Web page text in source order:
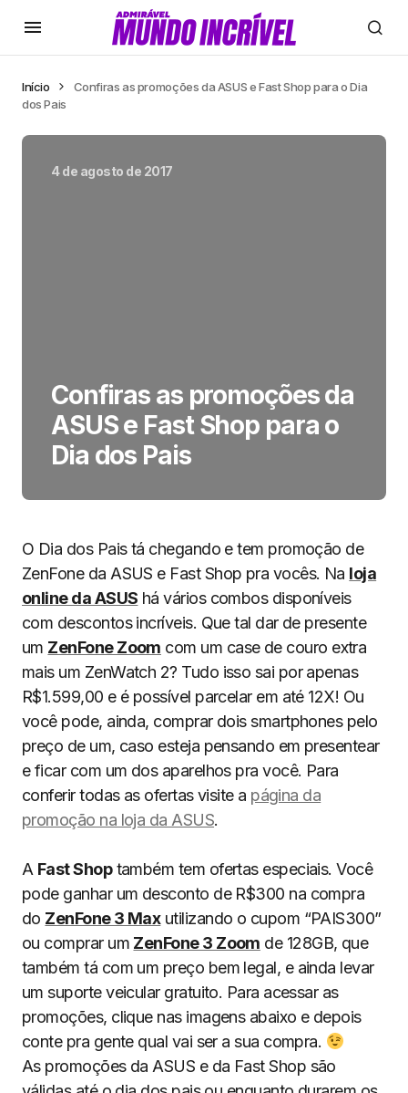
Início
Confiras as promoções da ASUS e Fast Shop para o Dia
dos Pais
4 de agosto de 2017
Confiras as promoções da
ASUS e Fast Shop para o
Dia dos Pais
O Dia dos Pais tá chegando e tem promoção de
ZenFone da ASUS e Fast Shop pra vocês. Na loja
online da ASUS há vários combos disponíveis
com descontos incríveis. Que tal dar de presente
um ZenFone Zoom com um case de couro extra
mais um ZenWatch 2? Tudo isso sai por apenas
R$1.599,00 e é possível parcelar em até 12X! Ou
você pode, ainda, comprar dois smartphones pelo
preço de um, caso esteja pensando em presentear
e ficar com um dos aparelhos pra você. Para
conferir todas as ofertas visite a página da
promoção na loja da ASUS.
A Fast Shoptambém tem ofertas especiais. Você
pode ganhar um desconto de R$300 na compra
do ZenFone 3 Maxutilizando o cupom “PAIS300”
ou comprar um ZenFone 3 Zoom de 128GB, que
também tá com um preço bem legal, e ainda levar
um suporte veicular gratuito. Para acessar as
promoções, clique nas imagens abaixo e depois
conte pra gente qual vai ser a sua compra.
As promoções da ASUS e da Fast Shop são